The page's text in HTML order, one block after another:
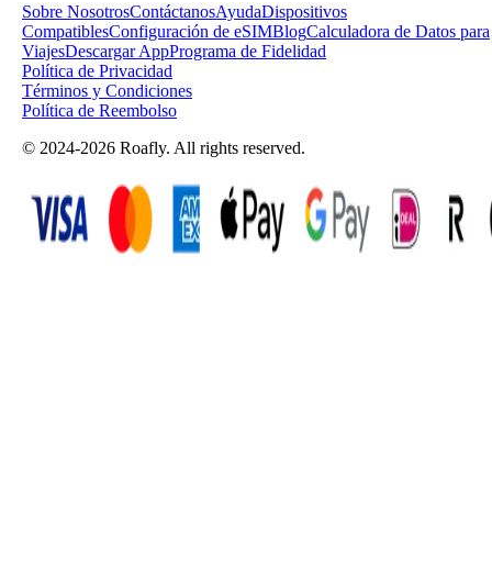
Sobre NosotrosContáctanosAyudaDispositivos
CompatiblesConfiguración de eSIMBlogCalculadora de Datos para
ViajesDescargar AppPrograma de Fidelidad
Política de Privacidad
Términos y Condiciones
Política de Reembolso
© 2024-2026 Roafly. All rights reserved.